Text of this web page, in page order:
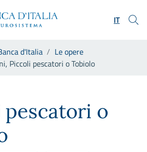
IT
d'Italia
Le opere
Piccoli pescatori o Tobiolo
o